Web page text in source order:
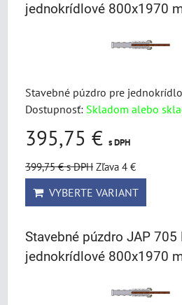
jednokrídlové 800x1970
Stavebné púzdro pre
Dostupnosť: Skladom alebo
395,75 € s DPH
399,75 €s DPH Zľava 4 €
VYBERTE VARIANT
Stavebné púzdro JAP 705
jednokrídlové 800x1970